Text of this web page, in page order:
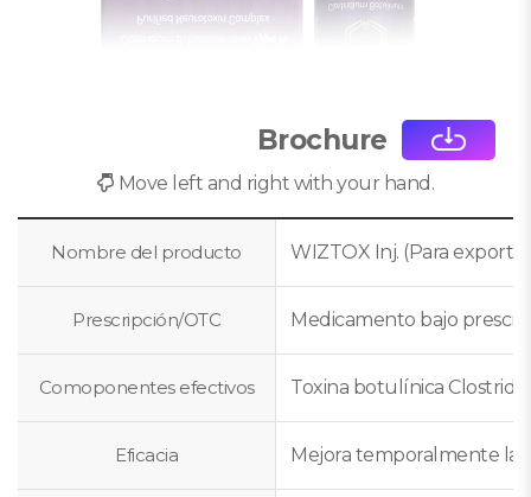
Brochure
Move left and right with your hand.
Nombre del producto WIZTOX Inj. (Para
Prescripción/OTC Medicamento bajo
Comoponentes efectivos Toxina botulínica
Eficacia Mejora temporalmente las